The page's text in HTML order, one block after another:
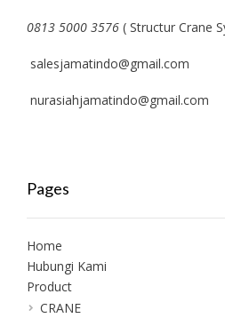
0813 5000 3576 ( Structur Crane
salesjamatindo@gmail.com
nurasiahjamatindo@gmail.com
Pages
Home
Hubungi Kami
Product
CRANE